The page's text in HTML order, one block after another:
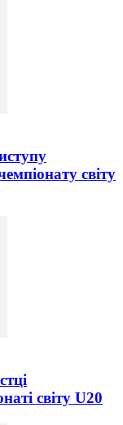
світу
світу U20